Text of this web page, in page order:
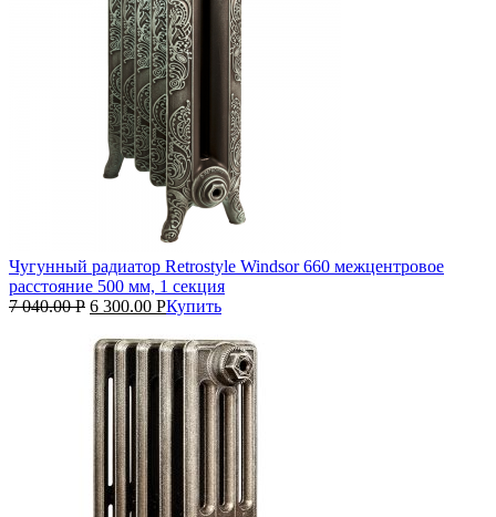
Чугунный радиатор Retrostyle Windsor 660 межцентровое
расстояние 500 мм, 1 секция
7 040.00Р 6 300.00 РКупить